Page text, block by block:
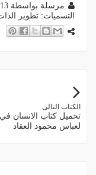
مرسلة بواسطة
التسميات: تطوير
الكتاب التالى
تحميل كتاب الانسان في
لعباس محمود العقاد